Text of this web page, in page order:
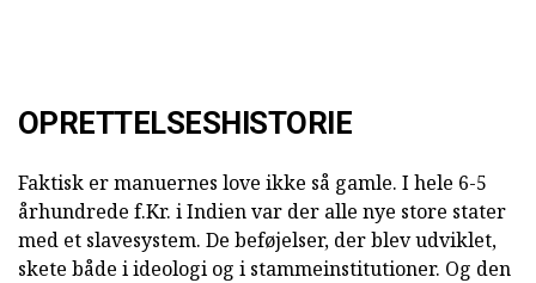
OPRETTELSESHISTORIE
Faktisk er manuernes love ikke så gamle. I hele 6-5
århundrede f.Kr. i Indien var der alle nye store stater
med et slavesystem. De beføjelser, der blev udviklet,
skete både i ideologi og i stammeinstitutioner. Og den